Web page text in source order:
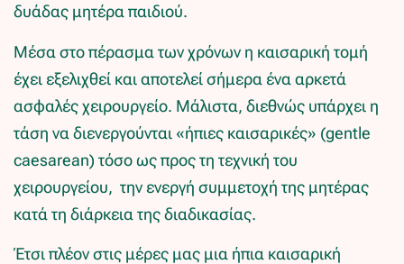
δυάδας μητέρα παιδιού.
Μέσα στο πέρασμα των χρόνων η καισαρική τομή
έχει εξελιχθεί και αποτελεί σήμερα ένα αρκετά
ασφαλές χειρουργείο. Μάλιστα, διεθνώς υπάρχει η
τάση να διενεργούνται «ήπιες καισαρικές» (gentle
caesarean) τόσο ως προς τη τεχνική του
χειρουργείου, την ενεργή συμμετοχή της μητέρας
κατά τη διάρκεια της διαδικασίας.
Έτσι πλέον στις μέρες μας μια ήπια καισαρική